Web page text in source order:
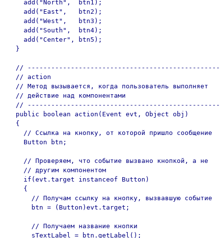
    add("North",  btn1);
    add("East",   btn2);
    add("West",   btn3);
    add("South",  btn4);
    add("Center", btn5);
  }
//
  // action
  // Метод вызывается, когда пользователь выполняет
  // действие над компонентами
//
  public boolean action(Event evt, Object obj)
  {
    // Ссылка на кнопку, от которой пришло сообщение
    Button btn;
    // Проверяем, что событие вызвано кнопкой, а не
    // другим компонентом
    if(evt.target instanceof Button)
    {
      // Получам ссылку на кнопку, вызвавшую событие
      btn = (Button)evt.target;
      // Получаем название кнопки
      sTextLabel = btn.getLabel();